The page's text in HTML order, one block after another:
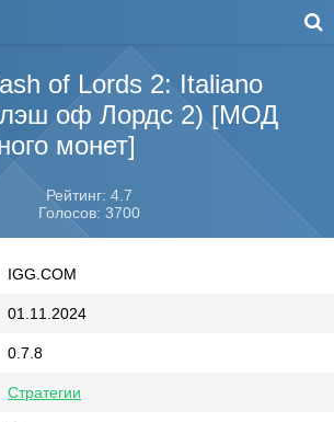
of Lords 2: Italiano
оф Лордс 2) [МОД
монет]
Рейтинг: 4.7
Голосов: 3700
IGG.COM
01.11.2024
0.7.8
Стратегии